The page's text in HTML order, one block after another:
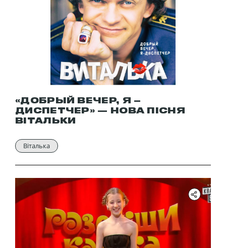
«ДОБРЫЙ ВЕЧЕР, Я –
ДИСПЕТЧЕР» — НОВА ПІСНЯ
ВІТАЛЬКИ
Віталька